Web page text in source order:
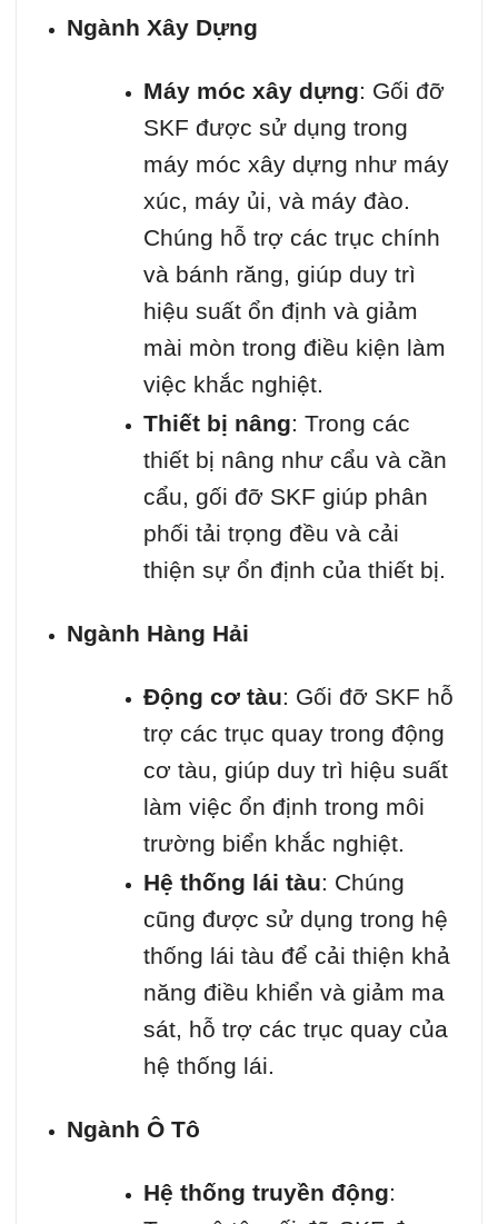
Ngành Xây Dựng
Máy móc xây dựng: Gối đỡ
SKF được sử dụng trong
máy móc xây dựng như máy
xúc, máy ủi, và máy đào.
Chúng hỗ trợ các trục chính
và bánh răng, giúp duy trì
hiệu suất ổn định và giảm
mài mòn trong điều kiện làm
việc khắc nghiệt.
Thiết bị nâng: Trong các
thiết bị nâng như cẩu và cần
cẩu, gối đỡ SKF giúp phân
phối tải trọng đều và cải
thiện sự ổn định của thiết bị.
Ngành Hàng Hải
Động cơ tàu: Gối đỡ SKF hỗ
trợ các trục quay trong động
cơ tàu, giúp duy trì hiệu suất
làm việc ổn định trong môi
trường biển khắc nghiệt.
Hệ thống lái tàu: Chúng
cũng được sử dụng trong hệ
thống lái tàu để cải thiện khả
năng điều khiển và giảm ma
sát, hỗ trợ các trục quay của
hệ thống lái.
Ngành Ô Tô
Hệ thống truyền động: